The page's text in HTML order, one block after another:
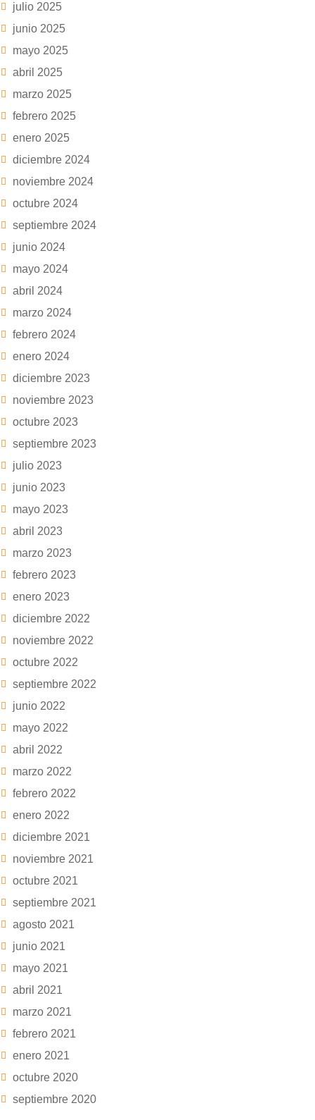
julio 2025
junio 2025
mayo 2025
abril 2025
marzo 2025
febrero 2025
enero 2025
diciembre 2024
noviembre 2024
octubre 2024
septiembre 2024
junio 2024
mayo 2024
abril 2024
marzo 2024
febrero 2024
enero 2024
diciembre 2023
noviembre 2023
octubre 2023
septiembre 2023
julio 2023
junio 2023
mayo 2023
abril 2023
marzo 2023
febrero 2023
enero 2023
diciembre 2022
noviembre 2022
octubre 2022
septiembre 2022
junio 2022
mayo 2022
abril 2022
marzo 2022
febrero 2022
enero 2022
diciembre 2021
noviembre 2021
octubre 2021
septiembre 2021
agosto 2021
junio 2021
mayo 2021
abril 2021
marzo 2021
febrero 2021
enero 2021
octubre 2020
septiembre 2020